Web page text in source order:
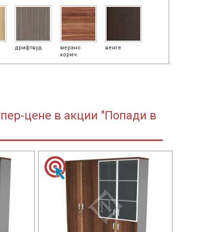
дрифтвуд
мерано
корич.
венге
цене в акции "Попади в